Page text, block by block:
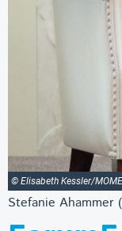
© Elisabeth Kessler/
Stefanie Ahammer